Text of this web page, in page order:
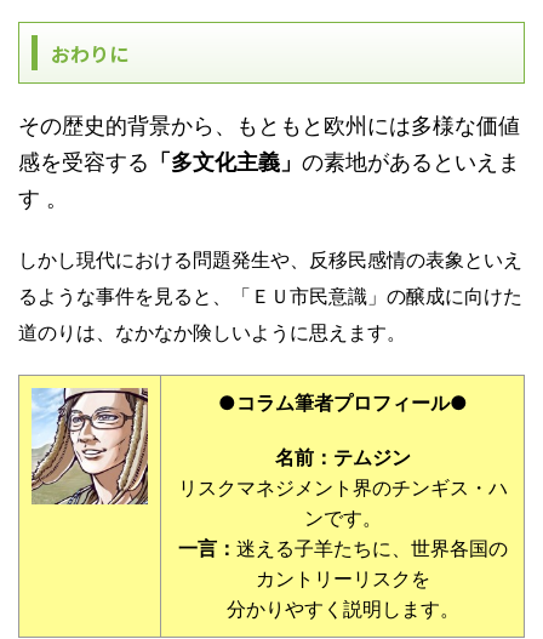
おわりに
その歴史的背景から、もともと欧州には多様な価値
感を受容する 「多文化主義」 の素地があるといえま
す 。
しかし現代における問題発生や、反移民感情の表象といえ
るような事件を見ると、「ＥＵ市民意識」の醸成に向けた
道のりは、なかなか険しいように思えます。
●コラム筆者プロフィール●
名前：テムジン
リスクマネジメント界のチンギス・ハ
ンです。
一言： 迷える子羊たちに、世界各国の
カントリーリスクを
分かりやすく説明します。